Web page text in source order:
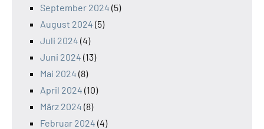
September 2024 (5)
August 2024 (5)
Juli 2024 (4)
Juni 2024 (13)
Mai 2024 (8)
April 2024 (10)
März 2024 (8)
Februar 2024 (4)